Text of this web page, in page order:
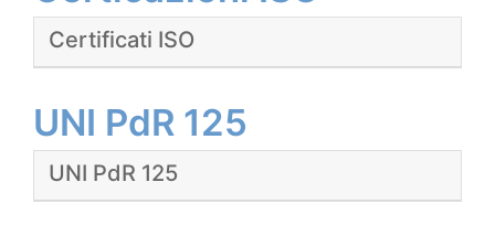
Certificati ISO
UNI PdR 125
UNI PdR 125